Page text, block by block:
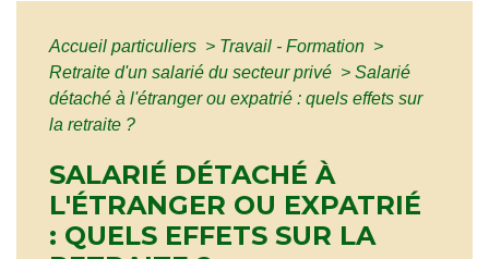
Accueil particuliers > Travail - Formation >
Retraite d'un salarié du secteur privé > Salarié
détaché à l'étranger ou expatrié : quels effets sur
la retraite ?
SALARIÉ DÉTACHÉ À
L'ÉTRANGER OU EXPATRIÉ
: QUELS EFFETS SUR LA